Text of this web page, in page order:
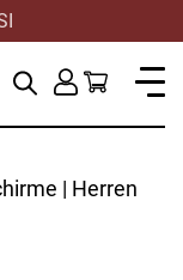
| Herren